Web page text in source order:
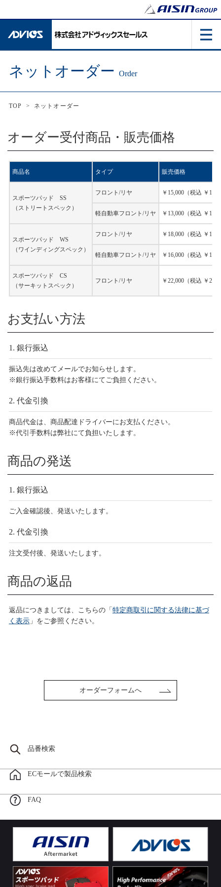
ネットオーダー Order
TOP > ネットオーダー
オーダー受付商品・販売価格
商品名 タイプ 販売価格
スポーツパッド SS
（ストリートスペック）
フロント/リヤ ￥15,000（税込 ￥
軽自動車フロント/リヤ ￥13,000（税込 ￥
スポーツパッド WS
（ワインディングスペック）
フロント/リヤ ￥18,000（税込 ￥
軽自動車フロント/リヤ ￥16,000（税込 ￥
スポーツパッド CS
（サーキットスペック）
フロント/リヤ ￥22,000（税込 ￥
お支払い方法
1. 銀行振込
振込先は改めてメールでお知らせします。
※銀行振込手数料はお客様にてご負担ください。
2. 代金引換
商品代金は、商品配達ドライバーにお支払ください。
※代引手数料は弊社にて負担いたします。
商品の発送
1. 銀行振込
ご入金確認後、発送いたします。
2. 代金引換
注文受付後、発送いたします。
商品の返品
返品につきましては、こちらの「 特定商取引に関する法律に基づ
く表示」をご参照ください。
オーダーフォームへ
品番検索
ECモールで製品検索
FAQ